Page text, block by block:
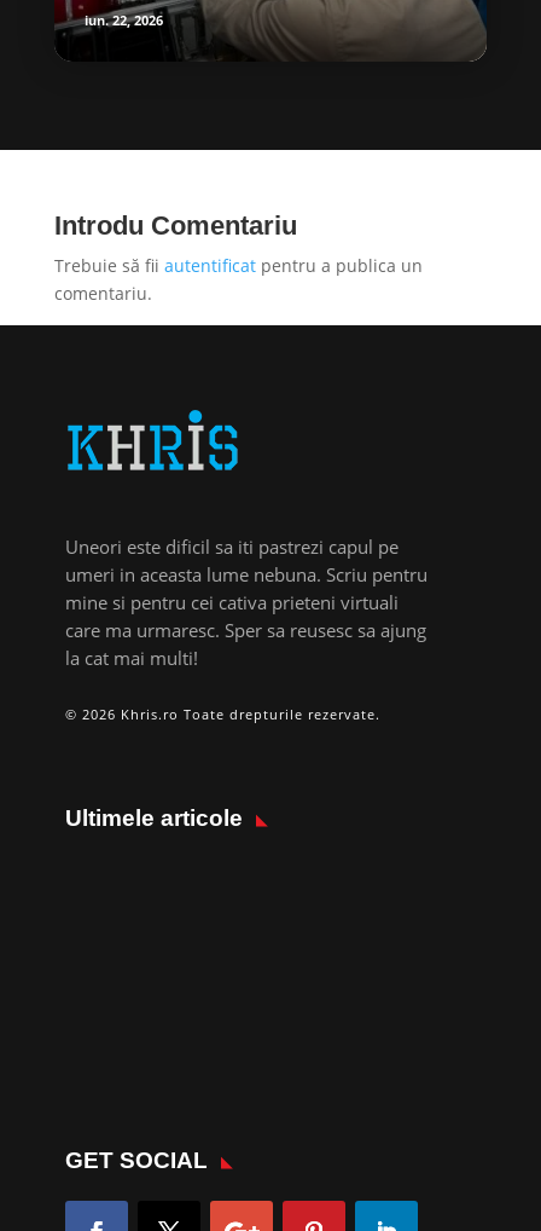
iun. 22, 2026
Introdu Comentariu
Trebuie să fii autentificatpentru a publica un
comentariu.
Uneori este dificil sa iti pastrezi capul pe
umeri in aceasta lume nebuna. Scriu pentru
mine si pentru cei cativa prieteni virtuali
care ma urmaresc. Sper sa reusesc sa ajung
la cat mai multi!
© 2026 Khris.ro Toate drepturile rezervate.
Ultimele articole
GET SOCIAL